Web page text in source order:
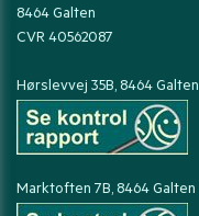
8464 Galten
CVR 40562087
Hørslevvej 35B, 8464 Galten
Marktoften 7B, 8464 Galten